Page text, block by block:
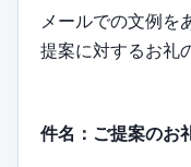
メールでの文例を
提案に対するお礼
件名：ご提案のお